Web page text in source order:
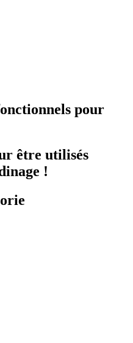
pour
être utilisés
!